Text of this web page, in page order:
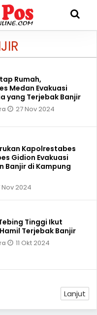
Rumah,
Medan Evakuasi
yang Terjebak Banjir
27 Nov 2024
Kapolrestabes
Gidion Evakuasi
Banjir di Kampung
Nov 2024
Tinggi Ikut
Terjebak Banjir
11 Okt 2024
Lanjut